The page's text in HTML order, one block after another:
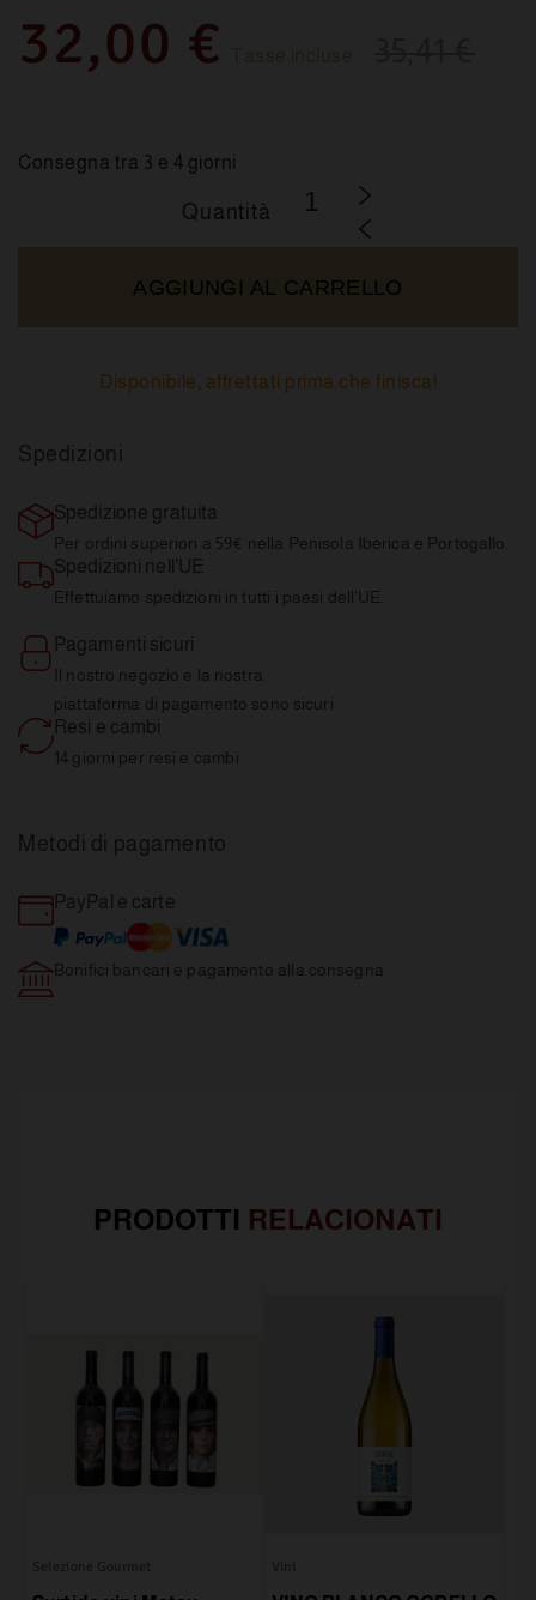
32,00 €
Consegna tra 3 e 4 giorni
Quantità
AGGIUNGI AL CARRELLO
Disponibile, affrettati prima che finisca!
Spedizioni
Spedizione gratuita
Per ordini superiori a 59€ nella Penisola Iberica e Portogallo.
Spedizioni nell'UE
Effettuiamo spedizioni in tutti i paesi dell'UE.
Pagamenti sicuri
Il nostro negozio e la nostra
piattaforma di pagamento sono sicuri
Resi e cambi
14 giorni per resi e cambi
Metodi di pagamento
PayPal e carte
Bonifici bancari e pagamento alla consegna
PRODOTTI RELACIONATI